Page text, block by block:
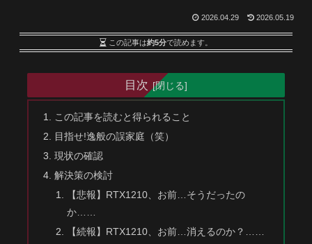
2026.04.29 2026.05.19
この記事は約5分で読めます。
目次
この記事を読むと得られること
目指せ!逸般の誤家庭（笑）
現状の確認
解決策の検討
【悲報】RTX1210、お前…そうだったの
か……
【続報】RTX1210、お前…消えるのか？……